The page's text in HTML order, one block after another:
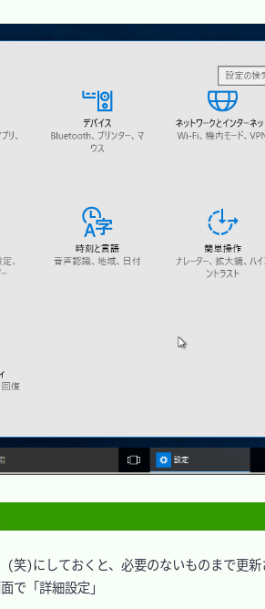
笑)にしておくと、必要のないものまで更新
で「詳細設定」